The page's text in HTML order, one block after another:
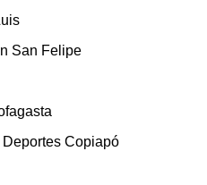
San Felipe
Copiapó